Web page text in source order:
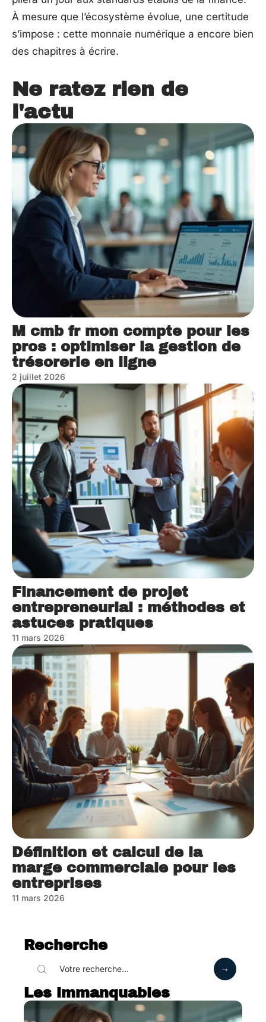
À mesure que l’écosystème évolue, une certitude
s’impose : cette monnaie numérique a encore bien
des chapitres à écrire.
Ne ratez rien de
l'actu
M cmb fr mon compte pour les
pros : optimiser la gestion de
trésorerie en ligne
2 juillet 2026
Financement de projet
entrepreneurial : méthodes et
astuces pratiques
11 mars 2026
Définition et calcul de la
marge commerciale pour les
entreprises
11 mars 2026
Recherche
Les immanquables